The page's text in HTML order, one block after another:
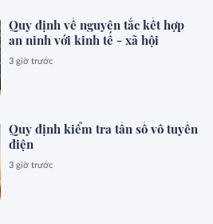
Quy định về nguyên tắc kết hợp
an ninh với kinh tế - xã hội
3 giờ trước
Quy định kiểm tra tần số vô tuyến
điện
3 giờ trước